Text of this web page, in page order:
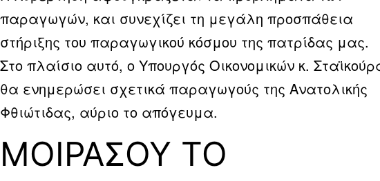
παραγωγών, και συνεχίζει τη μεγάλη προσπάθεια
στήριξης του παραγωγικού κόσμου της πατρίδας μας.
Στο πλαίσιο αυτό, ο Υπουργός Οικονομικών κ.
θα ενημερώσει σχετικά παραγωγούς της Ανατολικής
Φθιώτιδας, αύριο το απόγευμα.
ΜΟΙΡΑΣΟΥ ΤΟ